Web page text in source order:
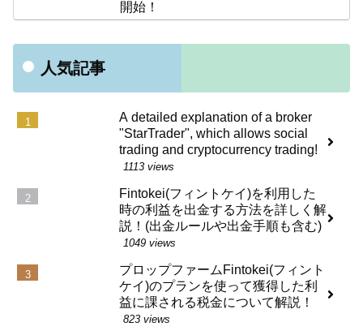
開始！
人気記事
A detailed explanation of a broker
"StarTrader", which allows social
trading and cryptocurrency trading!
1113 views
Fintokei(フィントケイ)を利用した
時の利益を出金する方法を詳しく解
説！(出金ルールや出金手順も含む)
1049 views
プロップファームFintokei(フィント
ケイ)のプランを使って獲得した利
益に課される税金について解説！
823 views